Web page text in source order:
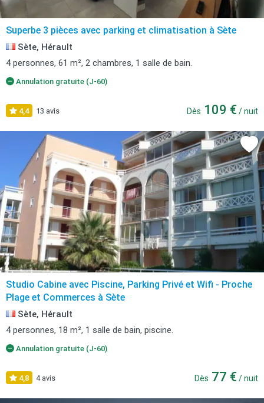
Superbe 3 pièces avec parking et climatisation à Sète
Sète, Hérault
4 personnes, 61 m², 2 chambres, 1 salle de bain.
Annulation gratuite (J-60)
4,4 13 avis Dès 109 € / nuit
Studio Cabine avec Piscine, Parking Privé et Wifi - Proche
Plage et Commerces à Sète
Sète, Hérault
4 personnes, 18 m², 1 salle de bain, piscine.
Annulation gratuite (J-60)
4,8 4 avis Dès 77 € / nuit